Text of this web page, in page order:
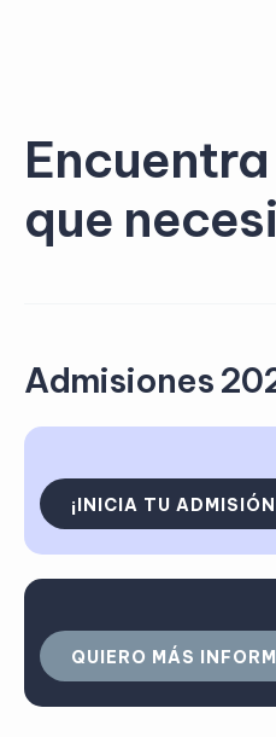
que
Admisiones
¡INICIA TU
QUIERO MÁS